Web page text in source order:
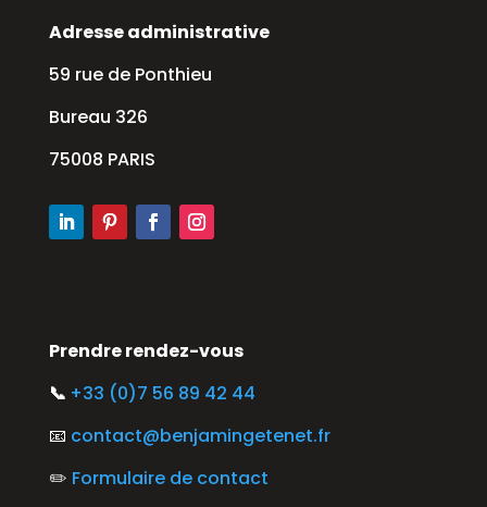
Adresse administrative
59 rue de Ponthieu
Bureau 326
75008 PARIS
Prendre rendez-vous
📞 +33 (0)7 56 89 42 44
📧 contact@benjamingetenet.fr
✏️ Formulaire de contact